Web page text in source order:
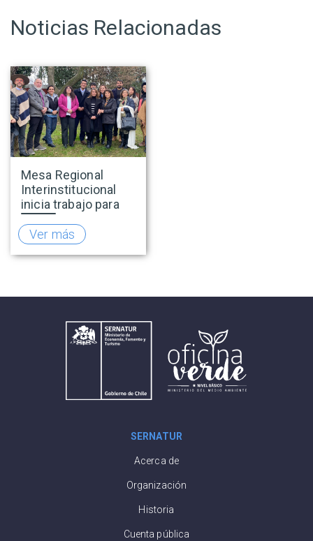
Noticias Relacionadas
Mesa Regional
Interinstitucional
inicia trabajo para
fortalecer el
turismo rural en
O’Higgins
Ver más
SERNATUR
Acerca de
Organización
Historia
Cuenta pública